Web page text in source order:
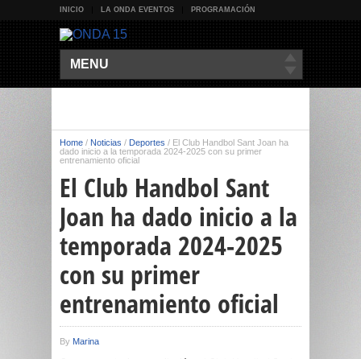
INICIO LA ONDA EVENTOS PROGRAMACIÓN
MENU
Home / Noticias / Deportes / El Club Handbol Sant Joan ha
dado inicio a la temporada 2024-2025 con su primer
entrenamiento oficial
El Club Handbol Sant
Joan ha dado inicio a la
temporada 2024-2025
con su primer
entrenamiento oficial
By Marina